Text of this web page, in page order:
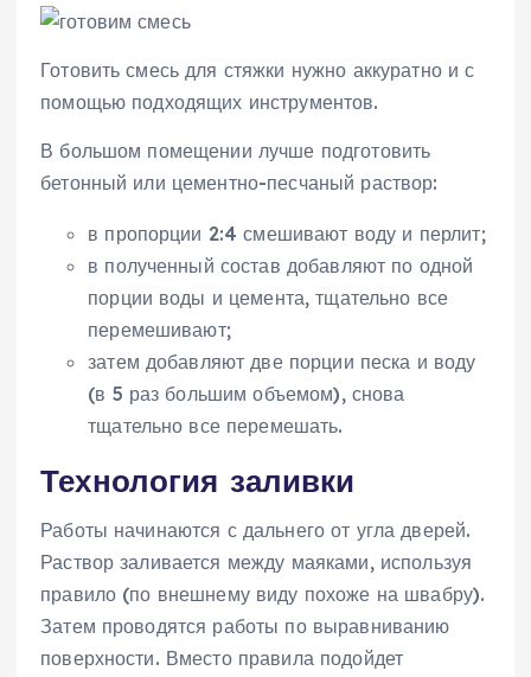
Готовить смесь для стяжки нужно аккуратно и с
помощью подходящих инструментов.
В большом помещении лучше подготовить
бетонный или цементно-песчаный раствор:
в пропорции 2:4 смешивают воду и перлит;
в полученный состав добавляют по одной
порции воды и цемента, тщательно все
перемешивают;
затем добавляют две порции песка и воду
(в 5 раз большим объемом), снова
тщательно все перемешать.
Технология заливки
Работы начинаются с дальнего от угла дверей.
Раствор заливается между маяками, используя
правило (по внешнему виду похоже на швабру).
Затем проводятся работы по выравниванию
поверхности. Вместо правила подойдет